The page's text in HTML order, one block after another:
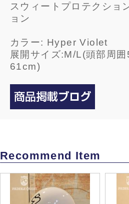
スウィートプロテクショ
ョン
カラー: Hyper Violet
展開サイズ:M/L(頭部周
61cm)
Recommend Item